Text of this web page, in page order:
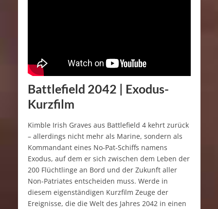
Battlefield 2042 | Exodus-
Kurzfilm
Kimble Irish Graves aus Battlefield 4 kehrt zurück
– allerdings nicht mehr als Marine, sondern als
Kommandant eines No-Pat-Schiffs namens
Exodus, auf dem er sich zwischen dem Leben der
200 Flüchtlinge an Bord und der Zukunft aller
Non-Patriates entscheiden muss. Werde in
diesem eigenständigen Kurzfilm Zeuge der
Ereignisse, die die Welt des Jahres 2042 in einen